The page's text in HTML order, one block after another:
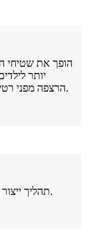
יותר
הרצפה מפני רטיבות, אלא גם להקל על הרגליים מרצפות קרות.
תהליך ייצור שלם: בד, חיתוך, תפירה, בדיקה, אריזה, מחסן.